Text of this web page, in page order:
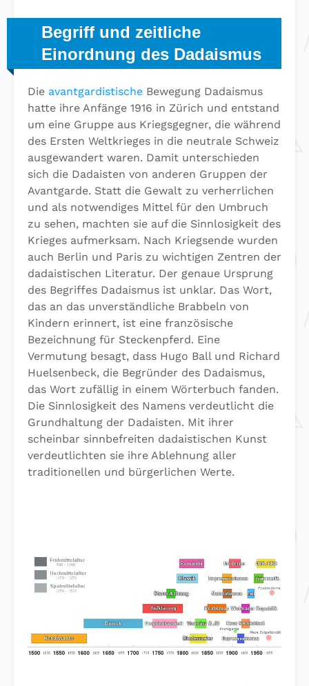
Begriff und zeitliche
Einordnung des Dadaismus
Die avantgardistische Bewegung Dadaismus
hatte ihre Anfänge 1916 in Zürich und entstand
um eine Gruppe aus Kriegsgegner, die während
des Ersten Weltkrieges in die neutrale Schweiz
ausgewandert waren. Damit unterschieden
sich die Dadaisten von anderen Gruppen der
Avantgarde. Statt die Gewalt zu verherrlichen
und als notwendiges Mittel für den Umbruch
zu sehen, machten sie auf die Sinnlosigkeit des
Krieges aufmerksam. Nach Kriegsende wurden
auch Berlin und Paris zu wichtigen Zentren der
dadaistischen Literatur. Der genaue Ursprung
des Begriffes Dadaismus ist unklar. Das Wort,
das an das unverständliche Brabbeln von
Kindern erinnert, ist eine französische
Bezeichnung für Steckenpferd. Eine
Vermutung besagt, dass Hugo Ball und Richard
Huelsenbeck, die Begründer des Dadaismus,
das Wort zufällig in einem Wörterbuch fanden.
Die Sinnlosigkeit des Namens verdeutlicht die
Grundhaltung der Dadaisten. Mit ihrer
scheinbar sinnbefreiten dadaistischen Kunst
verdeutlichten sie ihre Ablehnung aller
traditionellen und bürgerlichen Werte.